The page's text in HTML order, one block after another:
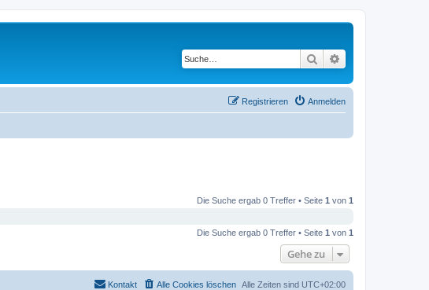
Suche
Anmelden
Registrieren
Die Suche ergab 0 Treffer • Seite 1 von 1
Die Suche ergab 0 Treffer • Seite 1 von 1
Gehe zu
Alle Zeiten sind UTC+02:00
Alle Cookies löschen
Kontakt